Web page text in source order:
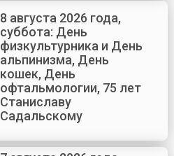
8 августа 2026 года,
суббота: День
физкультурника и День
альпинизма, День
кошек, День
офтальмологии, 75 лет
Станиславу
Садальскому